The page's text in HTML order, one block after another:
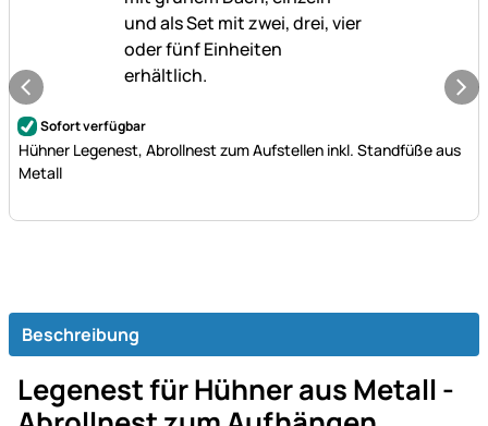
Noch keine Bewertungen abgegeben
Sofort verfügbar
Hühner Legenest, Abrollnest zum Aufstellen inkl. Standfüße aus
Metall
Beschreibung
Legenest für Hühner aus Metall -